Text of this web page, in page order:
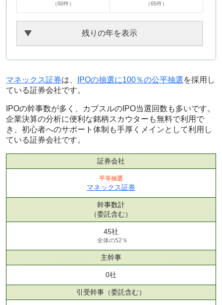
（60件） （65件）
残りの年を表示
マネックス証券は、 IPOの抽選に100％の公平抽選を採用し
ている証券会社です。
IPOの幹事数が多く、カブスルのIPO当選回数も多いです。
企業決算の分析に便利な銘柄スカウターも無料で利用で
き、初心者へのサポート体制も手厚くメインとして利用し
ている証券会社です。
証券会社
平等抽選
マネックス証券
幹事数計
（委託含む）
45社
全体の52％
主幹事
0社
引受幹事 （委託含む）